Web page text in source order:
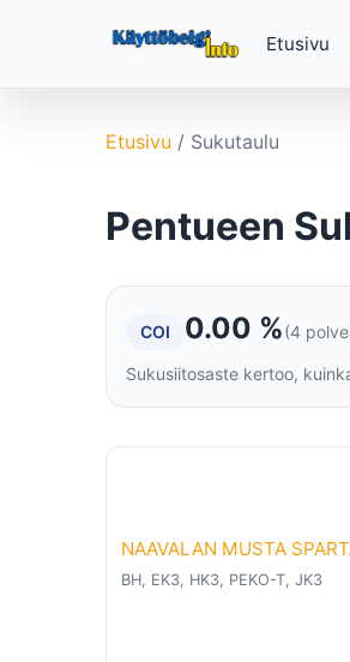
Etusivu
Etusivu / Sukutaulu
Pentueen
COI 0.00 %(4
Sukusiitosaste kertoo,
NAAVALAN MUSTA
BH, EK3, HK3, PEKO-T, JK3